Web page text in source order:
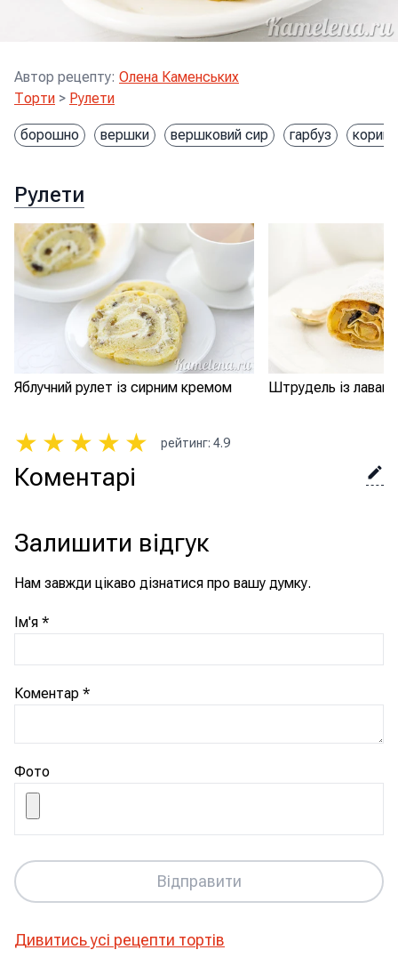
Автор рецепту: Олена Каменських
Торти > Рулети
борошно вершки вершковий сир гарбуз кориця
Рулети
Яблучний рулет із сирним кремом Штрудель із
★ ★ ★ ★ ★ рейтинг: 4.9
Коментарі
Залишити відгук
Нам завжди цікаво дізнатися про вашу думку.
Ім'я *
Коментар *
Фото
Відправити
Дивитись усі рецепти тортів